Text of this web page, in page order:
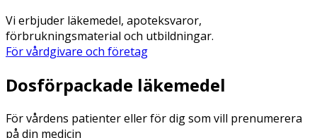
Vi erbjuder läkemedel, apoteksvaror,
förbrukningsmaterial och utbildningar.
För vårdgivare och företag
Dosförpackade läkemedel
För vårdens patienter eller för dig som vill prenumerera
på din medicin